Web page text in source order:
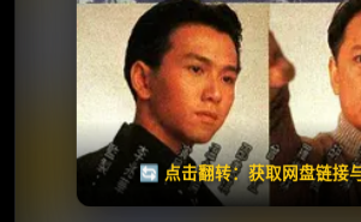
🔄 点击翻转：获取网盘链接
失效请反
🧧️
天天领红包